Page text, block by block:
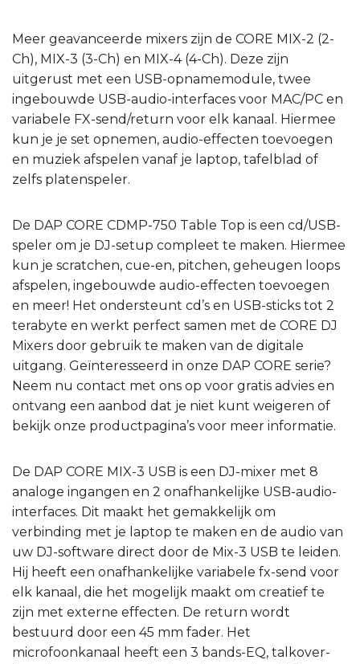
Meer geavanceerde mixers zijn de CORE MIX-2 (2-
Ch), MIX-3 (3-Ch) en MIX-4 (4-Ch). Deze zijn
uitgerust met een USB-opnamemodule, twee
ingebouwde USB-audio-interfaces voor MAC/PC en
variabele FX-send/return voor elk kanaal. Hiermee
kun je je set opnemen, audio-effecten toevoegen
en muziek afspelen vanaf je laptop, tafelblad of
zelfs platenspeler.
De DAP CORE CDMP-750 Table Top is een cd/USB-
speler om je DJ-setup compleet te maken. Hiermee
kun je scratchen, cue-en, pitchen, geheugen loops
afspelen, ingebouwde audio-effecten toevoegen
en meer! Het ondersteunt cd’s en USB-sticks tot 2
terabyte en werkt perfect samen met de CORE DJ
Mixers door gebruik te maken van de digitale
uitgang. Geïnteresseerd in onze DAP CORE serie?
Neem nu contact met ons op voor gratis advies en
ontvang een aanbod dat je niet kunt weigeren of
bekijk onze productpagina’s voor meer informatie.
De DAP CORE MIX-3 USB is een DJ-mixer met 8
analoge ingangen en 2 onafhankelijke USB-audio-
interfaces. Dit maakt het gemakkelijk om
verbinding met je laptop te maken en de audio van
uw DJ-software direct door de Mix-3 USB te leiden.
Hij heeft een onafhankelijke variabele fx-send voor
elk kanaal, die het mogelijk maakt om creatief te
zijn met externe effecten. De return wordt
bestuurd door een 45 mm fader. Het
microfoonkanaal heeft een 3 bands-EQ, talkover-